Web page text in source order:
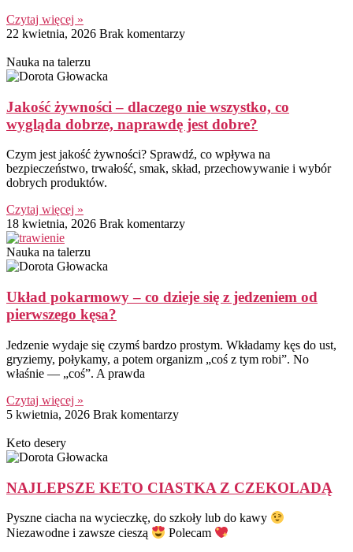
Czytaj więcej »
22 kwietnia, 2026 Brak komentarzy
Nauka na talerzu
Jakość żywności – dlaczego nie wszystko, co
wygląda dobrze, naprawdę jest dobre?
Czym jest jakość żywności? Sprawdź, co wpływa na
bezpieczeństwo, trwałość, smak, skład, przechowywanie i wybór
dobrych produktów.
Czytaj więcej »
18 kwietnia, 2026 Brak komentarzy
Nauka na talerzu
Układ pokarmowy – co dzieje się z jedzeniem od
pierwszego kęsa?
Jedzenie wydaje się czymś bardzo prostym. Wkładamy kęs do ust,
gryziemy, połykamy, a potem organizm „coś z tym robi”. No
właśnie — „coś”. A prawda
Czytaj więcej »
5 kwietnia, 2026 Brak komentarzy
Keto desery
NAJLEPSZE KETO CIASTKA Z CZEKOLADĄ
Pyszne ciacha na wycieczkę, do szkoły lub do kawy
Niezawodne i zawsze cieszą
Polecam